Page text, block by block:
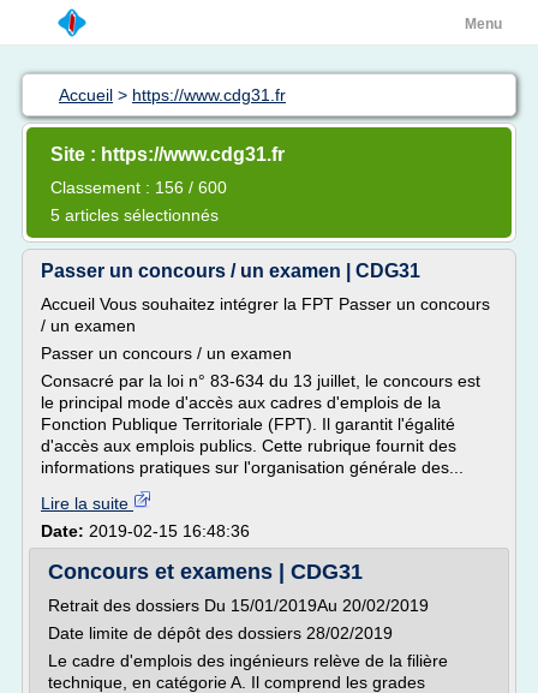
Menu
Accueil > https://www.cdg31.fr
Site : https://www.cdg31.fr
Classement : 156 / 600
5 articles sélectionnés
Passer un concours / un examen | CDG31
Accueil Vous souhaitez intégrer la FPT Passer un concours
/ un examen
Passer un concours / un examen
Consacré par la loi n° 83-634 du 13 juillet, le concours est
le principal mode d'accès aux cadres d'emplois de la
Fonction Publique Territoriale (FPT). Il garantit l'égalité
d'accès aux emplois publics. Cette rubrique fournit des
informations pratiques sur l'organisation générale des...
Lire la suite
Date: 2019-02-15 16:48:36
Concours et examens | CDG31
Retrait des dossiers Du 15/01/2019Au 20/02/2019
Date limite de dépôt des dossiers 28/02/2019
Le cadre d'emplois des ingénieurs relève de la filière
technique, en catégorie A. Il comprend les grades